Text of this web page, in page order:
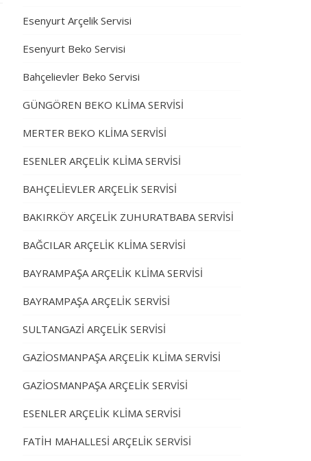
Esenyurt Arçelik Servisi
Esenyurt Beko Servisi
Bahçelievler Beko Servisi
GÜNGÖREN BEKO KLİMA SERVİSİ
MERTER BEKO KLİMA SERVİSİ
ESENLER ARÇELİK KLİMA SERVİSİ
BAHÇELİEVLER ARÇELİK SERVİSİ
BAKIRKÖY ARÇELİK ZUHURATBABA SERVİSİ
BAĞCILAR ARÇELİK KLİMA SERVİSİ
BAYRAMPAŞA ARÇELİK KLİMA SERVİSİ
BAYRAMPAŞA ARÇELİK SERVİSİ
SULTANGAZİ ARÇELİK SERVİSİ
GAZİOSMANPAŞA ARÇELİK KLİMA SERVİSİ
GAZİOSMANPAŞA ARÇELİK SERVİSİ
ESENLER ARÇELİK KLİMA SERVİSİ
FATİH MAHALLESİ ARÇELİK SERVİSİ